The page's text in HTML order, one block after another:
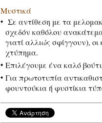
Μυστικά
Σε αντίθεση με τα
σχεδόν καθόλου
γιατί αλλιώς σφίγγουν),
χτύπημα.
Επιλέγουμε ένα καλό
Για πρωτοτυπία
φουντούκια ή φυστίκια